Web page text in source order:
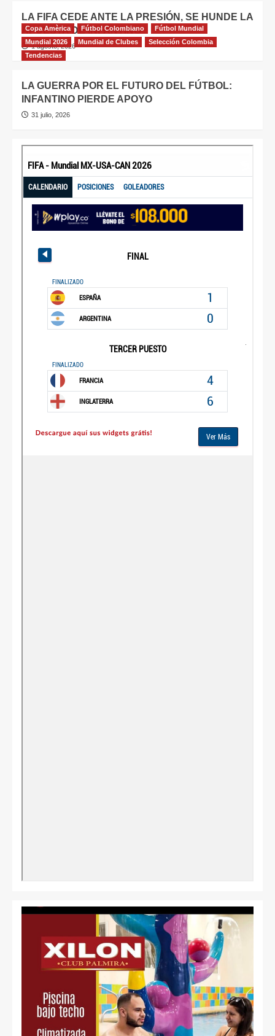
LA FIFA CEDE ANTE LA PRESIÓN, SE HUNDE LA
APUESTA DE INFANTINO
1 agosto, 2026
Copa Amèrica Fútbol Colombiano
Fútbol Mundial
Mundial 2026
Mundial de Clubes
Selección Colombia
Tendencias
LA GUERRA POR EL FUTURO DEL FÚTBOL:
INFANTINO PIERDE APOYO
31 julio, 2026